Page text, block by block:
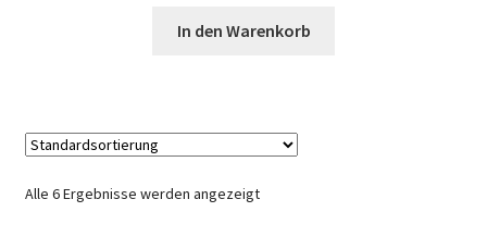
In den Warenkorb
Alle 6 Ergebnisse werden angezeigt